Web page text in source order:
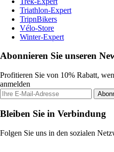
Triathlon-Expert
TripnBikers
Vélo-Store
Winter-Expert
Abonnieren Sie unseren
Profitieren Sie von 10% Rabatt,
anmelden
Bleiben Sie in Verbindung
Folgen Sie uns in den sozialen